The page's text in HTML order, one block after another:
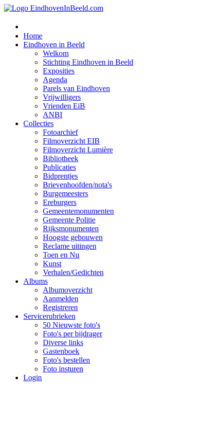
Home
Eindhoven in Beeld
Welkom
Stichting Eindhoven in Beeld
Exposities
Agenda
Parels van Eindhoven
Vrijwilligers
Vrienden EiB
ANBI
Collecties
Fotoarchief
Filmoverzicht EIB
Filmoverzicht Lumière
Bibliotheek
Publicaties
Bidprentjes
Brievenhoofden/nota's
Burgemeesters
Ereburgers
Gemeentemonumenten
Gemeente Politie
Rijksmonumenten
Hoogste gebouwen
Reclame uitingen
Toen en Nu
Kunst
Verhalen/Gedichten
Albums
Albumoverzicht
Aanmelden
Registreren
Servicerubrieken
50 Nieuwste foto's
Foto's per bijdrager
Diverse links
Gastenboek
Foto's bestellen
Foto insturen
Login